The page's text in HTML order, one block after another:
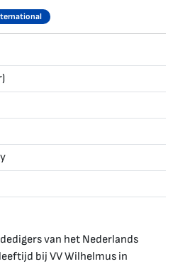
van het Nederlands
bij VV Wilhelmus in